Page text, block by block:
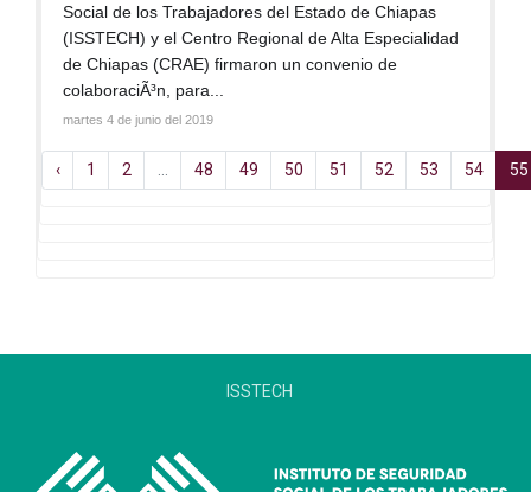
Social de los Trabajadores del Estado de Chiapas
(ISSTECH) y el Centro Regional de Alta Especialidad
de Chiapas (CRAE) firmaron un convenio de
colaboraciÃ³n, para...
martes 4 de junio del 2019
‹ 1 2 48 49 50 51 52 53 54 55
ISSTECH